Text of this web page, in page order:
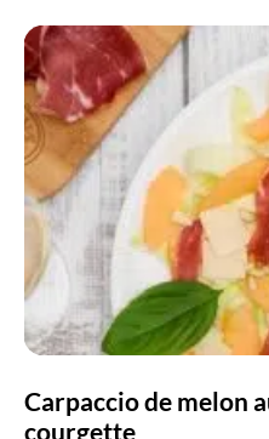
Carpaccio de melon
courgette